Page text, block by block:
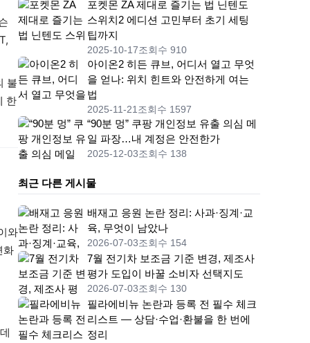
불
한
와
화
포켓몬 ZA 제대로 즐기는 법 닌텐도
스위치2 에디션 고민부터 초기 세팅
팁까지
2025-10-17조회수 910
아이온2 히든 큐브, 어디서 열고 무엇
을 얻나: 위치 힌트와 안전하게 여는
법
2025-11-21조회수 1597
“90분 멍” 쿠팡 개인정보 유출 의심 메
일 파장…내 계정은 안전한가
2025-12-03조회수 138
최근 다른 게시물
배재고 응원 논란 정리: 사과·징계·교
육, 무엇이 남았나
2026-07-03조회수 154
7월 전기차 보조금 기준 변경, 제조사
평가 도입이 바꿀 소비자 선택지도
2026-07-03조회수 130
필라에비뉴 논란과 등록 전 필수 체크
리스트 — 상담·수업·환불을 한 번에
정리